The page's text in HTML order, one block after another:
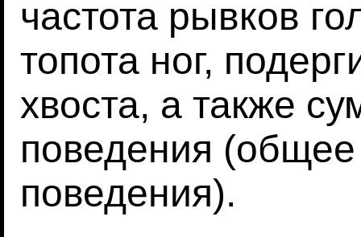
частота рывков
топота ног,
хвоста, а также
поведения
поведения).